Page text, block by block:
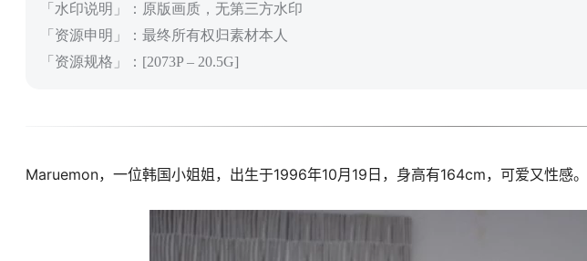
「水印说明」：原版画质，无第三方水印
「资源申明」：最终所有权归素材本人
「资源规格」：[2073P – 20.5G]
Maruemon，一位韩国小姐姐，出生于1996年10月19日，身高有164cm，可爱又性感。